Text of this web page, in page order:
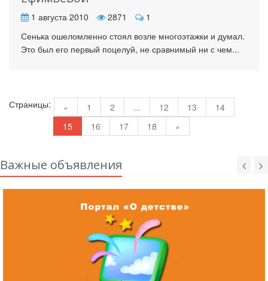
1 августа 2010 2871
1
Сенька ошеломленно стоял возле многоэтажки и думал.
Это был его первый поцелуй, не сравнимый ни с чем...
Страницы: « 1 2 ... 12 13
14
15
16 17 18 »
Важные объявления